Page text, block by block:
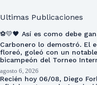
Ultimas Publicaciones
⚽💛🖤 Así es como debe
Carbonero lo demostró. El
floreó, goleó con un
bicampeón del Torneo
agosto 6, 2026
Recién hoy 06/08, Diego